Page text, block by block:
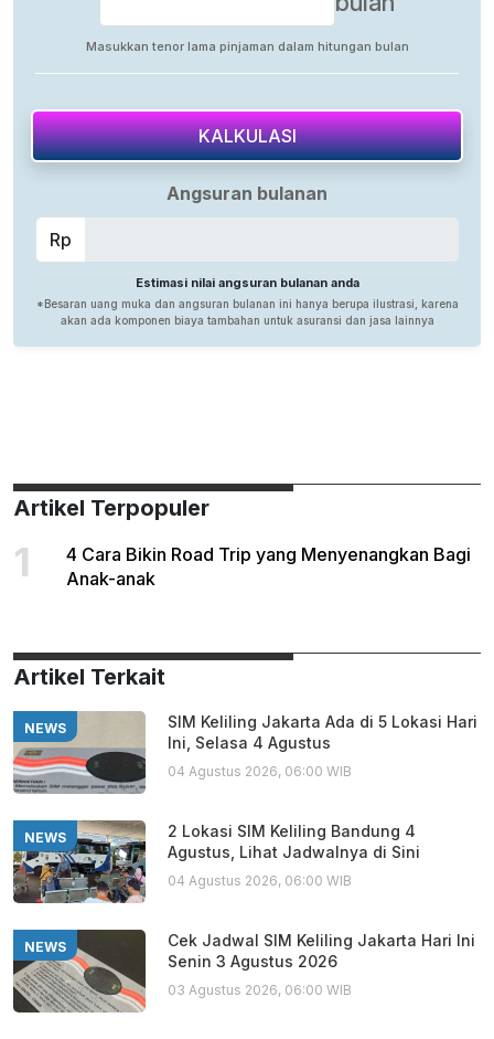
Artikel Terpopuler
1
4 Cara Bikin Road Trip yang Menyenangkan Bagi
Anak-anak
Artikel Terkait
NEWS
SIM Keliling Jakarta Ada di 5 Lokasi Hari
Ini, Selasa 4 Agustus
04 Agustus 2026, 06:00 WIB
NEWS
2 Lokasi SIM Keliling Bandung 4
Agustus, Lihat Jadwalnya di Sini
04 Agustus 2026, 06:00 WIB
NEWS
Cek Jadwal SIM Keliling Jakarta Hari Ini
Senin 3 Agustus 2026
03 Agustus 2026, 06:00 WIB